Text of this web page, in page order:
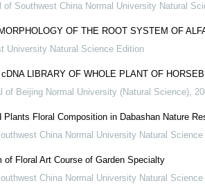
of Southwest China Normal University Natural
OF THE ROOT SYSTEM OF
University Natural Science Edition
LIBRARY OF WHOLE PLANT OF
of Beijing Normal University (Natural Science),
Floral Composition in Dabashan Nature
China Normal University Natural
of Floral Art Course of Garden Specialty
China Normal University Natural